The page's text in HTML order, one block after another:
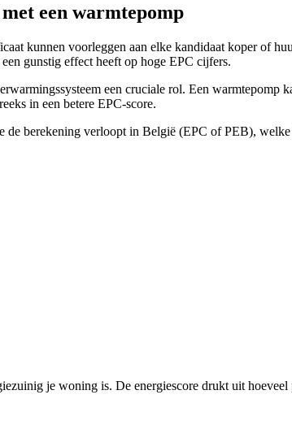
een warmtepomp
kunnen voorleggen aan elke kandidaat koper of
gunstig effect heeft op hoge EPC cijfers.
een cruciale rol. Een
in een betere EPC-score.
de berekening verloopt in België (EPC of PEB),
je woning is. De energiescore drukt uit